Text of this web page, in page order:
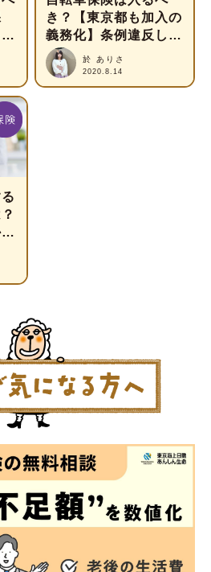
き？【東京都も加入の
義務化】条例違反しな
いために知っておくべ
きこと
於 ありさ
2020.8.14